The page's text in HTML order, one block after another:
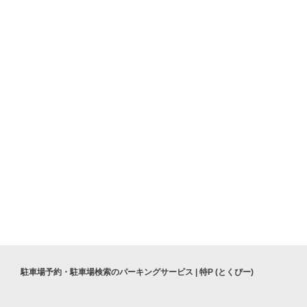
駐車場予約・駐車場検索のパーキングサービス | 特P (とくぴー)